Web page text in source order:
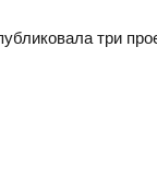
три